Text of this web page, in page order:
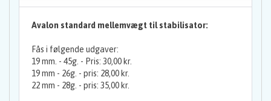
Avalon standard mellemvægt til stabilisator:
Fås i følgende udgaver:
19 mm. - 45g. - Pris: 30,00 kr.
19 mm - 26g. - pris: 28,00 kr.
22 mm - 28g. - pris: 35,00 kr.